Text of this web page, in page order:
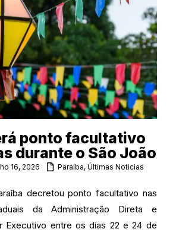
ponto facultativo
durante o São João
16, 2026 Paraíba,Últimas Noticias
decretou ponto facultativo nas
da Administração Direta e
Executivo entre os dias 22 e 24 de